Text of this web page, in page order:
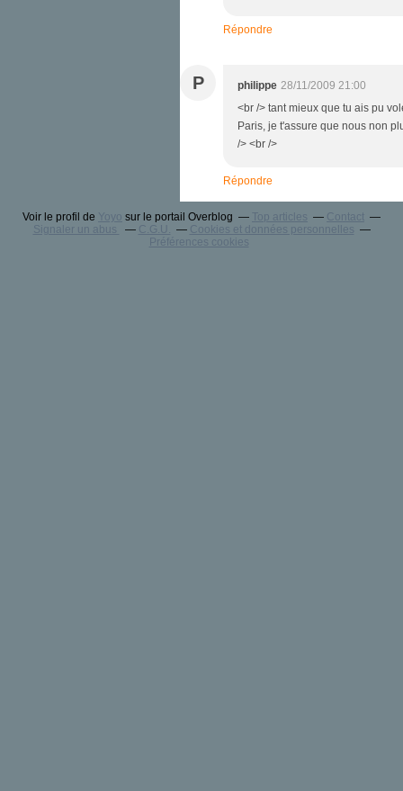
Répondre
P philippe 28/11/2009 21:00
<br /> tant mieux que tu ais pu
Paris, je t'assure que nous non
/> <br />
Répondre
Voir le profil de Yoyo sur le portail Overblog Top articles
Contact
Signaler un abus
C.G.U.
Cookies et données personnelles
Préférences cookies